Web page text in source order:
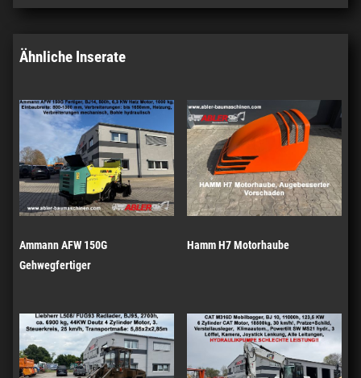
Ähnliche Inserate
Ammann AFW 150G
Gehwegfertiger
Hamm H7 Motorhaube